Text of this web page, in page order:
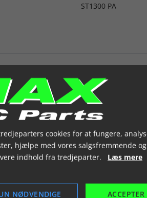
ST1300 PA
cookies for at fungere,
hjælpe med vores salgsfremmende og
indhold fra tredjeparter. Læs mere
NØDVENDIGE